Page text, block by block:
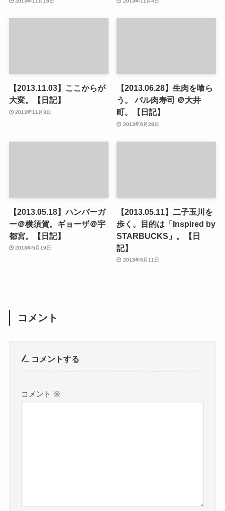
【2013.11.03】ここからが
大変。【日記】
2013年11月3日
【2013.06.28】生肉を喰ら
う。 バル肉寿司 ＠大井
町。【日記】
2013年6月28日
【2013.05.18】ハンバーガ
ー＠横須賀。ギョーザ＠宇
都宮。【日記】
2013年5月19日
【2013.05.11】二子玉川を
歩く。目的は「Inspired by
STARBUCKS」。【日
記】
2013年5月11日
コメント
コメントする
コメント ※